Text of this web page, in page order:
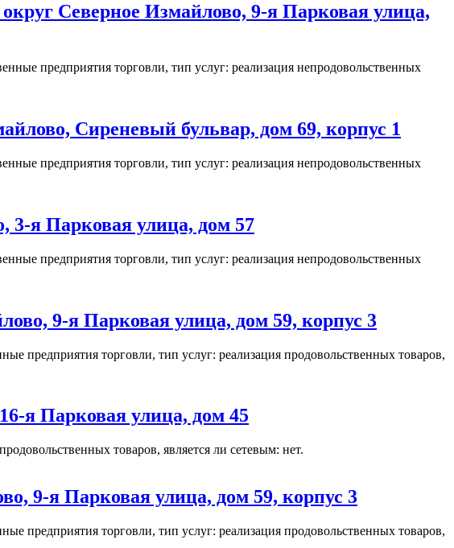
Северное Измайлово, 9-я Парковая улица,
предприятия торговли, тип услуг: реализация непродовольственных
Сиреневый бульвар, дом 69, корпус 1
предприятия торговли, тип услуг: реализация непродовольственных
3-я Парковая улица, дом 57
предприятия торговли, тип услуг: реализация непродовольственных
9-я Парковая улица, дом 59, корпус 3
предприятия торговли, тип услуг: реализация продовольственных товаров,
я Парковая улица, дом 45
товаров, является ли сетевым: нет.
9-я Парковая улица, дом 59, корпус 3
предприятия торговли, тип услуг: реализация продовольственных товаров,